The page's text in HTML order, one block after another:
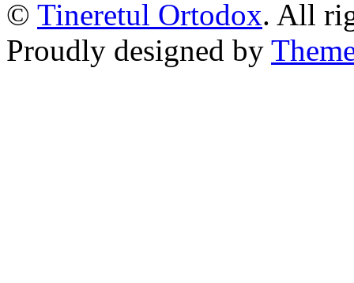
© Tineretul Ortodox. All
Proudly designed by